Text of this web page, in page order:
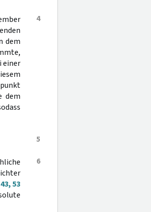
4
dem
einer
dem
5
6
53